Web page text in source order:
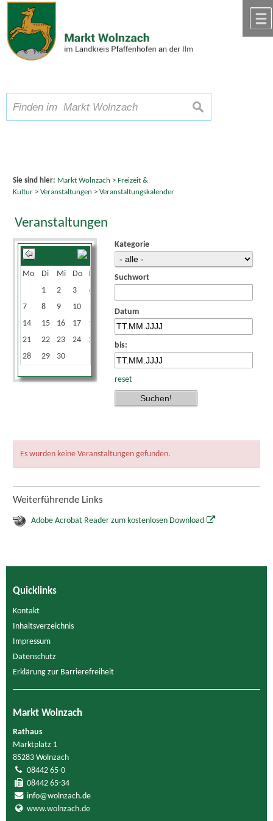
Zum Inhalt,zur Navigation
Schriftgröße A A A suchen
Sie sind hier: Markt Wolnzach > Freizeit &
Kultur> Veranstaltungen > Veranstaltungskalender
Veranstaltungen
Mo
Di Mi Do
So
1
2 3 4
7
8 9 10 11
13
14
15 16 17 18
20
21
22 23 24 25
27
28
29 30
Kategorie
Suchwort
Datum
bis:
reset
Es wurden keine Veranstaltungen gefunden.
Weiterführende Links
Adobe Acrobat Reader zum kostenlosen Download
Quicklinks
Kontakt
Inhaltsverzeichnis
Impressum
Datenschutz
Erklärung zur Barrierefreiheit
Markt Wolnzach
Rathaus
Marktplatz 1
85283 Wolnzach
08442 65-0
08442 65-34
info@wolnzach.de
www.wolnzach.de